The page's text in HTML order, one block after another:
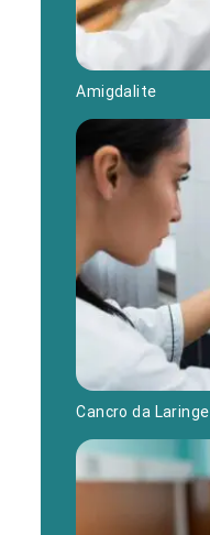
Amigdalite
Cancro da Laringe